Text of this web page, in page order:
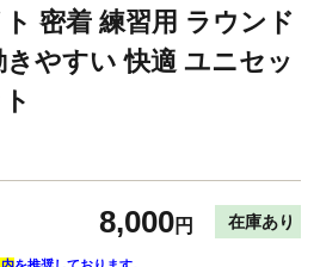
密着 練習用 ラウンド
やすい 快適 ユニセッ
8,000円 在庫あり